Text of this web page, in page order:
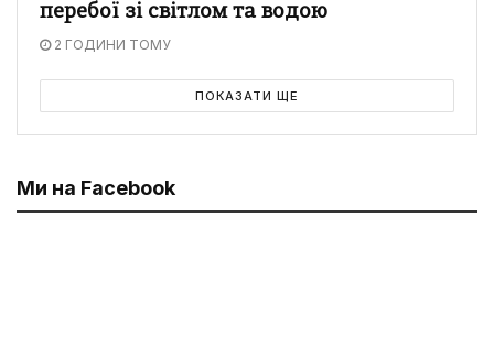
перебої зі світлом та водою
2 ГОДИНИ ТОМУ
ПОКАЗАТИ ЩЕ
Ми на Facebook